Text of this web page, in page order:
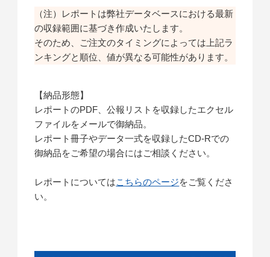
（注）レポートは弊社データベースにおける最新
の収録範囲に基づき作成いたします。
そのため、ご注文のタイミングによっては上記ラ
ンキングと順位、値が異なる可能性があります。
【納品形態】
レポートのPDF、公報リストを収録したエクセル
ファイルをメールで御納品。
レポート冊子やデータ一式を収録したCD-Rでの
御納品をご希望の場合にはご相談ください。
レポートについてはこちらのページをご覧くださ
い。